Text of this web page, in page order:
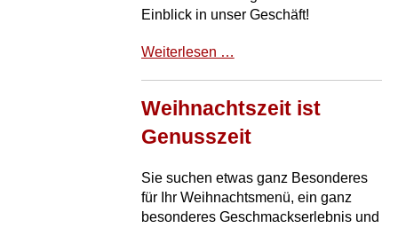
Einblick in unser Geschäft!
Weiterlesen …
Stadtmagazin
Weihnachtszeit ist
Genusszeit
Sie suchen etwas ganz Besonderes
für Ihr Weihnachtsmenü, ein ganz
besonderes Geschmackserlebnis und